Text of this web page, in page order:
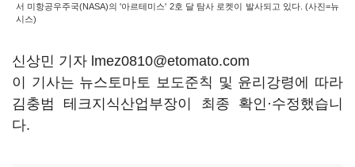
서 미항공우주국(NASA)의 '아르테미스' 2호 달 탐사 로켓이 발사되고 있다. (사진=뉴
시스)
신상민 기자 lmez0810@etomato.com
이 기사는 뉴스토마토 보도준칙 및 윤리강령에 따라
김충범 테크지식산업부장이 최종 확인·수정했습니
다.